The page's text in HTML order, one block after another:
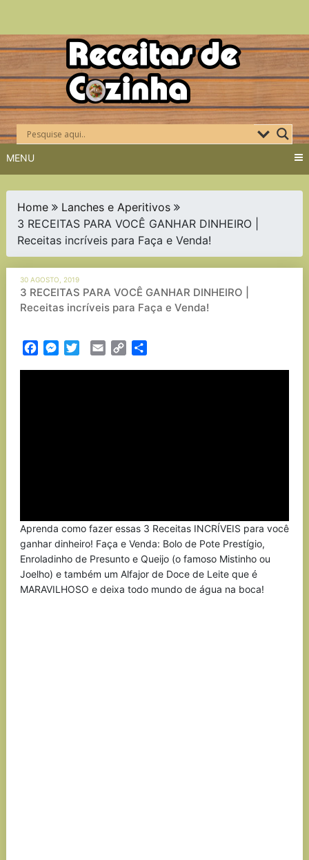
Skip
to
content
MENU
Home
Lanches e Aperitivos
3 RECEITAS PARA VOCÊ GANHAR DINHEIRO |
Receitas incríveis para Faça e Venda!
30 AGOSTO, 2019
3 RECEITAS PARA VOCÊ GANHAR DINHEIRO |
Receitas incríveis para Faça e Venda!
FacebookMessenger
TwitterEmail Copy
Aprenda como fazer essas 3 Receitas INCRÍVEIS para você
ganhar dinheiro! Faça e Venda: Bolo de Pote Prestígio,
Enroladinho de Presunto e Queijo (o famoso Mistinho ou
Joelho) e também um Alfajor de Doce de Leite que é
MARAVILHOSO e deixa todo mundo de água na boca!